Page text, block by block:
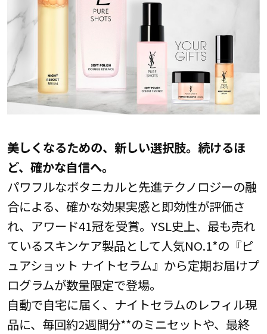
美しくなるための、新しい選択肢。続けるほ
ど、確かな自信へ。
パワフルなボタニカルと先進テクノロジーの融
合による、確かな効果実感と即効性が評価さ
れ、アワード41冠を受賞。YSL史上、最も売れ
ているスキンケア製品として人気NO.1*の『ピ
ュアショット ナイトセラム』から定期お届けプ
ログラムが数量限定で登場。
自動で自宅に届く、ナイトセラムのレフィル現
品に、毎回約2週間分**のミニセットや、最終